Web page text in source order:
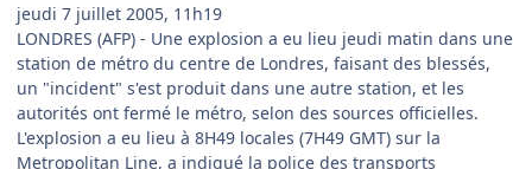
jeudi 7 juillet 2005, 11h19
LONDRES (AFP) - Une explosion a eu lieu jeudi matin dans une
station de métro du centre de Londres, faisant des blessés,
un "incident" s'est produit dans une autre station, et les
autorités ont fermé le métro, selon des sources officielles.
L'explosion a eu lieu à 8H49 locales (7H49 GMT) sur la
Metropolitan Line, a indiqué la police des transports